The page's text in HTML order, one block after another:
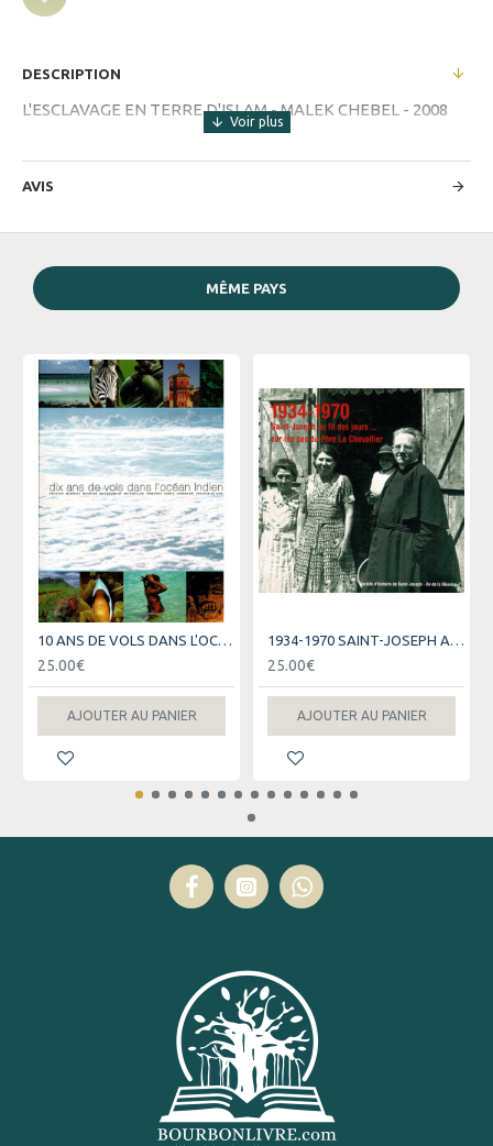
DESCRIPTION
L'ESCLAVAGE EN TERRE D'ISLAM - MALEK CHEBEL - 2008
AVIS
MÊME PAYS
10 ANS DE VOLS DANS L'OCEAN INDIEN - AIR AUSTRAL
25.00€
AJOUTER AU PANIER
1934-1970 SAINT-JOSEPH AU FIL DES JOURS
25.00€
AJOUTER AU PANIER